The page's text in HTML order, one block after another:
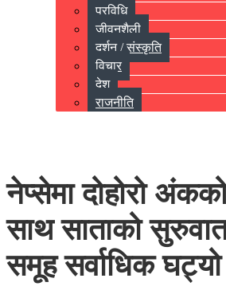
प्रविधि
जीवनशैली
दर्शन / संस्कृति
विचार
देश
राजनीति
नेप्सेमा दोहोरो
साथ साताको
समूह सर्वाधिक घट्यो